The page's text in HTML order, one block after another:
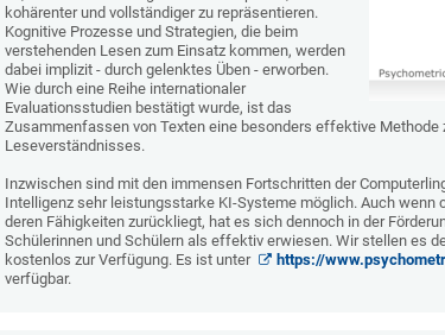
kohärenter und vollständiger zu repräsentieren.
Kognitive Prozesse und Strategien, die beim
verstehenden Lesen zum Einsatz kommen, werden
dabei implizit - durch gelenktes Üben - erworben.
Wie durch eine Reihe internationaler
Evaluationsstudien bestätigt wurde, ist das
Zusammenfassen von Texten eine besonders effektive Methode
Leseverständnisses.
Inzwischen sind mit den immensen Fortschritten der
Intelligenz sehr leistungsstarke KI-Systeme möglich. Auch wenn
deren Fähigkeiten zurückliegt, hat es sich dennoch in der
Schülerinnen und Schülern als effektiv erwiesen. Wir stellen es
kostenlos zur Verfügung. Es ist unter
https://
verfügbar.